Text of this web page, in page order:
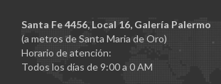
Santa Fe 4456, Local 16, Galería Palermo
(a metros de Santa Maria de Oro)
Horario de atención:
Todos los días de 9:00 a 0 AM